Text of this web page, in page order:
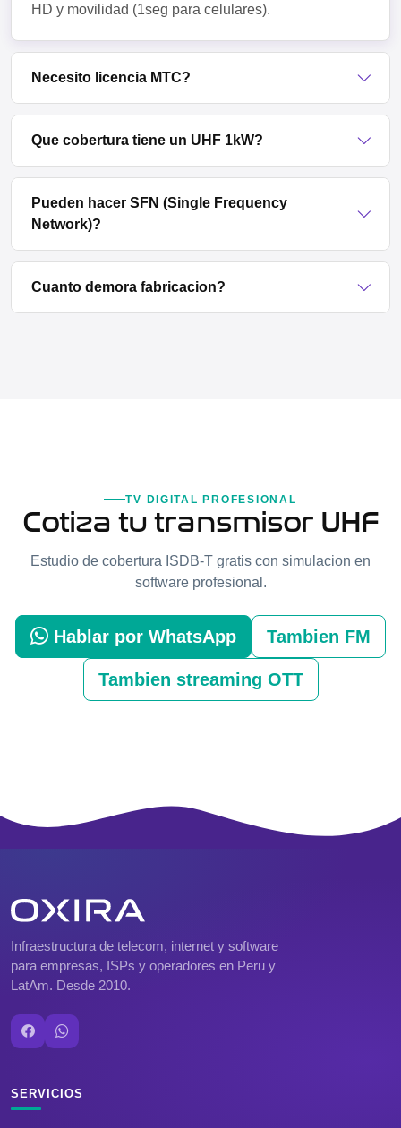
HD y movilidad (1seg para celulares).
Necesito licencia MTC?
Que cobertura tiene un UHF 1kW?
Pueden hacer SFN (Single Frequency
Network)?
Cuanto demora fabricacion?
TV DIGITAL PROFESIONAL
Cotiza tu transmisor UHF
Estudio de cobertura ISDB-T gratis con simulacion en
software profesional.
Hablar por WhatsApp Tambien FM
Tambien streaming OTT
Infraestructura de telecom, internet y software
para empresas, ISPs y operadores en Peru y
LatAm. Desde 2010.
SERVICIOS